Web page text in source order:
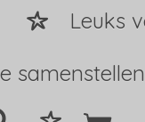
Leuks
samenstellen